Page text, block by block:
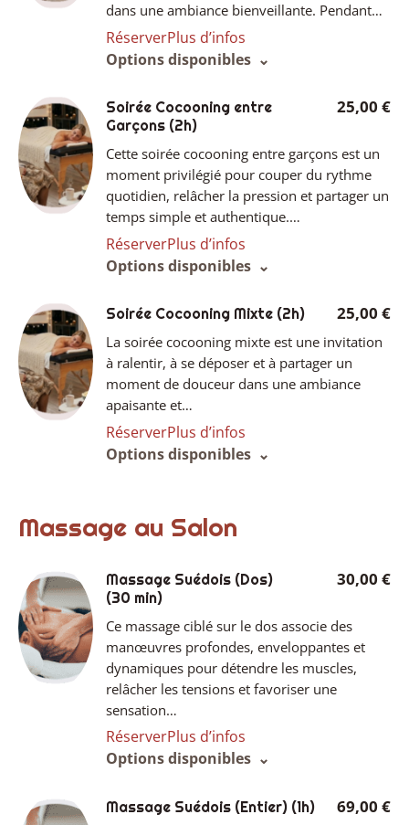
dans une ambiance bienveillante. Pendant…
RéserverPlus d’infos
Options disponibles
Soirée Cocooning entre
Garçons (2h)
25,00 €
Cette soirée cocooning entre garçons est un
moment privilégié pour couper du rythme
quotidien, relâcher la pression et partager un
temps simple et authentique.…
RéserverPlus d’infos
Options disponibles
Soirée Cocooning Mixte (2h) 25,00 €
La soirée cocooning mixte est une invitation
à ralentir, à se déposer et à partager un
moment de douceur dans une ambiance
apaisante et…
RéserverPlus d’infos
Options disponibles
Massage au Salon
Massage Suédois (Dos)
(30 min)
30,00 €
Ce massage ciblé sur le dos associe des
manœuvres profondes, enveloppantes et
dynamiques pour détendre les muscles,
relâcher les tensions et favoriser une
sensation…
RéserverPlus d’infos
Options disponibles
Massage Suédois (Entier) (1h) 69,00 €